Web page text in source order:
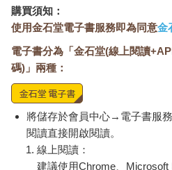
購買須知：
使用金石堂電子書服務即為同意金
電子書分為「金石堂(線上閱讀
碼)」兩種：
將儲存於會員中心→電子書服
閱讀直接開啟閱讀。
線上閱讀：
建議使用Chrome、